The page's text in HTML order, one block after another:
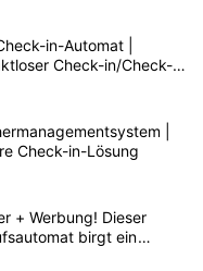
in-Automat |
Check-in/Check-
|
Check-in-Lösung
+ Werbung! Dieser
birgt ein